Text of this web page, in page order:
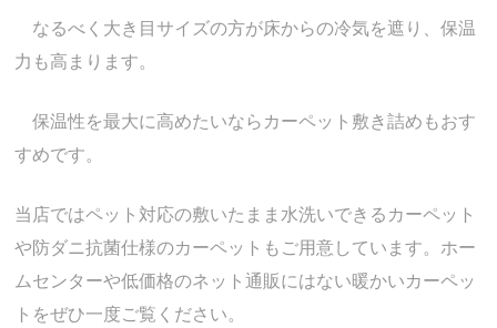
なるべく大き目サイズの方が床からの冷気を遮り、保温
力も高まります。
保温性を最大に高めたいならカーペット敷き詰めもおす
すめです。
当店ではペット対応の敷いたまま水洗いできるカーペット
や防ダニ抗菌仕様のカーペットもご用意しています。ホー
ムセンターや低価格のネット通販にはない暖かいカーペッ
トをぜひ一度ご覧ください。